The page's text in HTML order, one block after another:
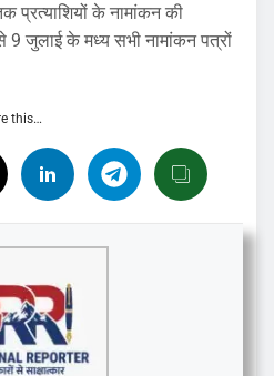
प्रत्याशियों के नामांकन की
9 जुलाई के मध्य सभी नामांकन पत्रों
this…